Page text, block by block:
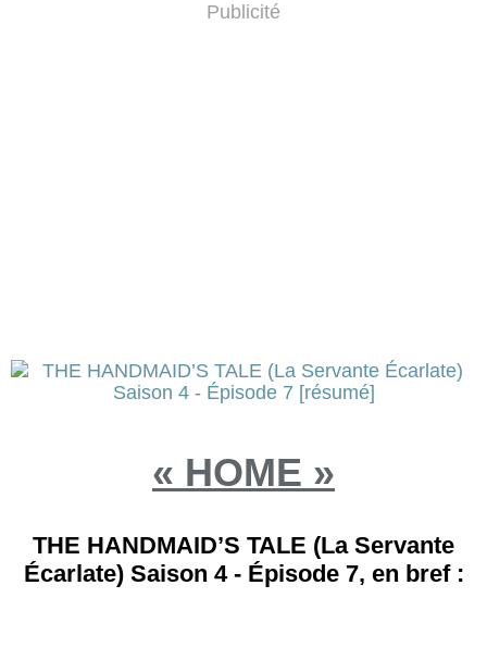
Publicité
« HOME »
THE HANDMAID’S TALE (La Servante
Écarlate) Saison 4 - Épisode 7, en bref :